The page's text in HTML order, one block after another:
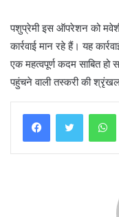
पशुप्रेमी इस ऑपरेशन को
कार्रवाई मान रहे हैं। यह
एक महत्वपूर्ण कदम साबित
पहुंचने वाली तस्करी की